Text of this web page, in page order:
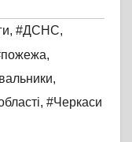
, #ДСНС,
,
,
, #Черкаси